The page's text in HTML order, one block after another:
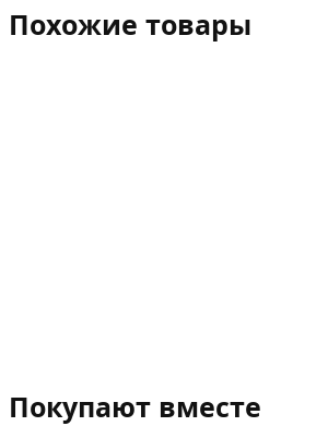
Похожие товары
Покупают вместе